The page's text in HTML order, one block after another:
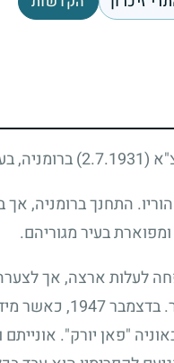
(2.7.1931)
ברומניה,
בעיר מגוריהם.
ב-1945 תכננה המשפחה
את שני ילדיה
"פאן יורק".